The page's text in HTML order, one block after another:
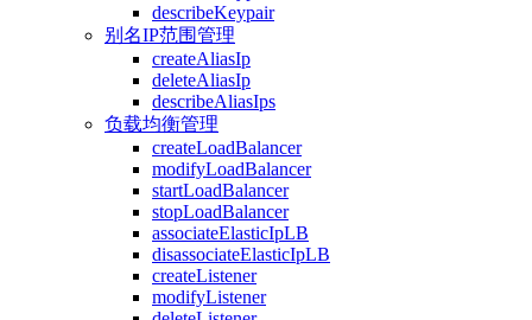
describeKeypair
别名IP范围管理
createAliasIp
deleteAliasIp
describeAliasIps
负载均衡管理
createLoadBalancer
modifyLoadBalancer
startLoadBalancer
stopLoadBalancer
associateElasticIpLB
disassociateElasticIpLB
createListener
modifyListener